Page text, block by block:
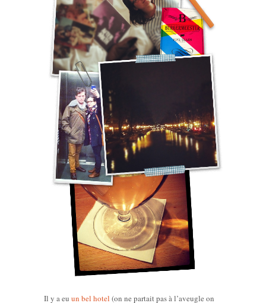
Il y a eu un bel hotel (on ne partait pas à l’aveugle on